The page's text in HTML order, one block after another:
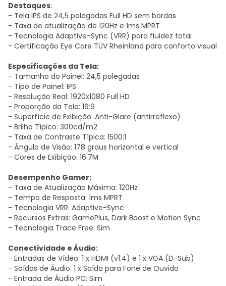
Destaques:
- Tela IPS de 24,5 polegadas Full HD sem bordas
- Taxa de atualização de 120Hz e 1ms MPRT
- Tecnologia Adaptive-Sync (VRR) para fluidez total
- Certificação Eye Care TÜV Rheinland para conforto visual
Especificações da Tela:
- Tamanho do Painel: 24,5 polegadas
- Tipo de Painel: IPS
- Resolução Real: 1920x1080 Full HD
- Proporção da Tela: 16:9
- Superfície de Exibição: Anti-Glare (antirreflexo)
- Brilho Típico: 300cd/m2
- Taxa de Contraste Típica: 1500:1
- Ângulo de Visão: 178 graus horizontal e vertical
- Cores de Exibição: 16.7M
Desempenho Gamer:
- Taxa de Atualização Máxima: 120Hz
- Tempo de Resposta: 1ms MPRT
- Tecnologia VRR: Adaptive-Sync
- Recursos Extras: GamePlus, Dark Boost e Motion Sync
- Tecnologia Trace Free: Sim
Conectividade e Áudio:
- Entradas de Vídeo: 1 x HDMI (v1.4) e 1 x VGA (D-Sub)
- Saídas de Áudio: 1 x Saída para Fone de Ouvido
- Entrada de Áudio PC: Sim